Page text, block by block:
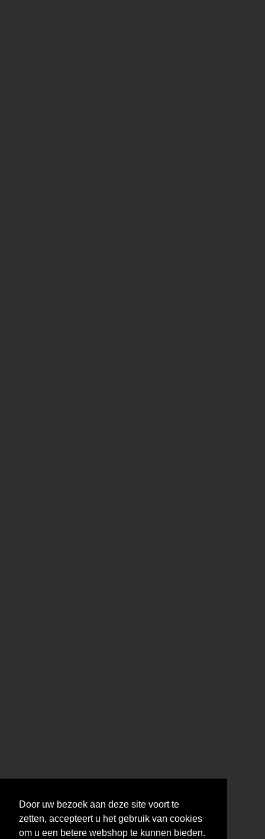
Door uw bezoek aan deze site voort te
zetten, accepteert u het gebruik van cookies
om u een betere webshop te kunnen bieden.